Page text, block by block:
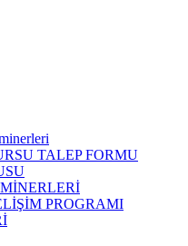
TALEP FORMU
PROGRAMI